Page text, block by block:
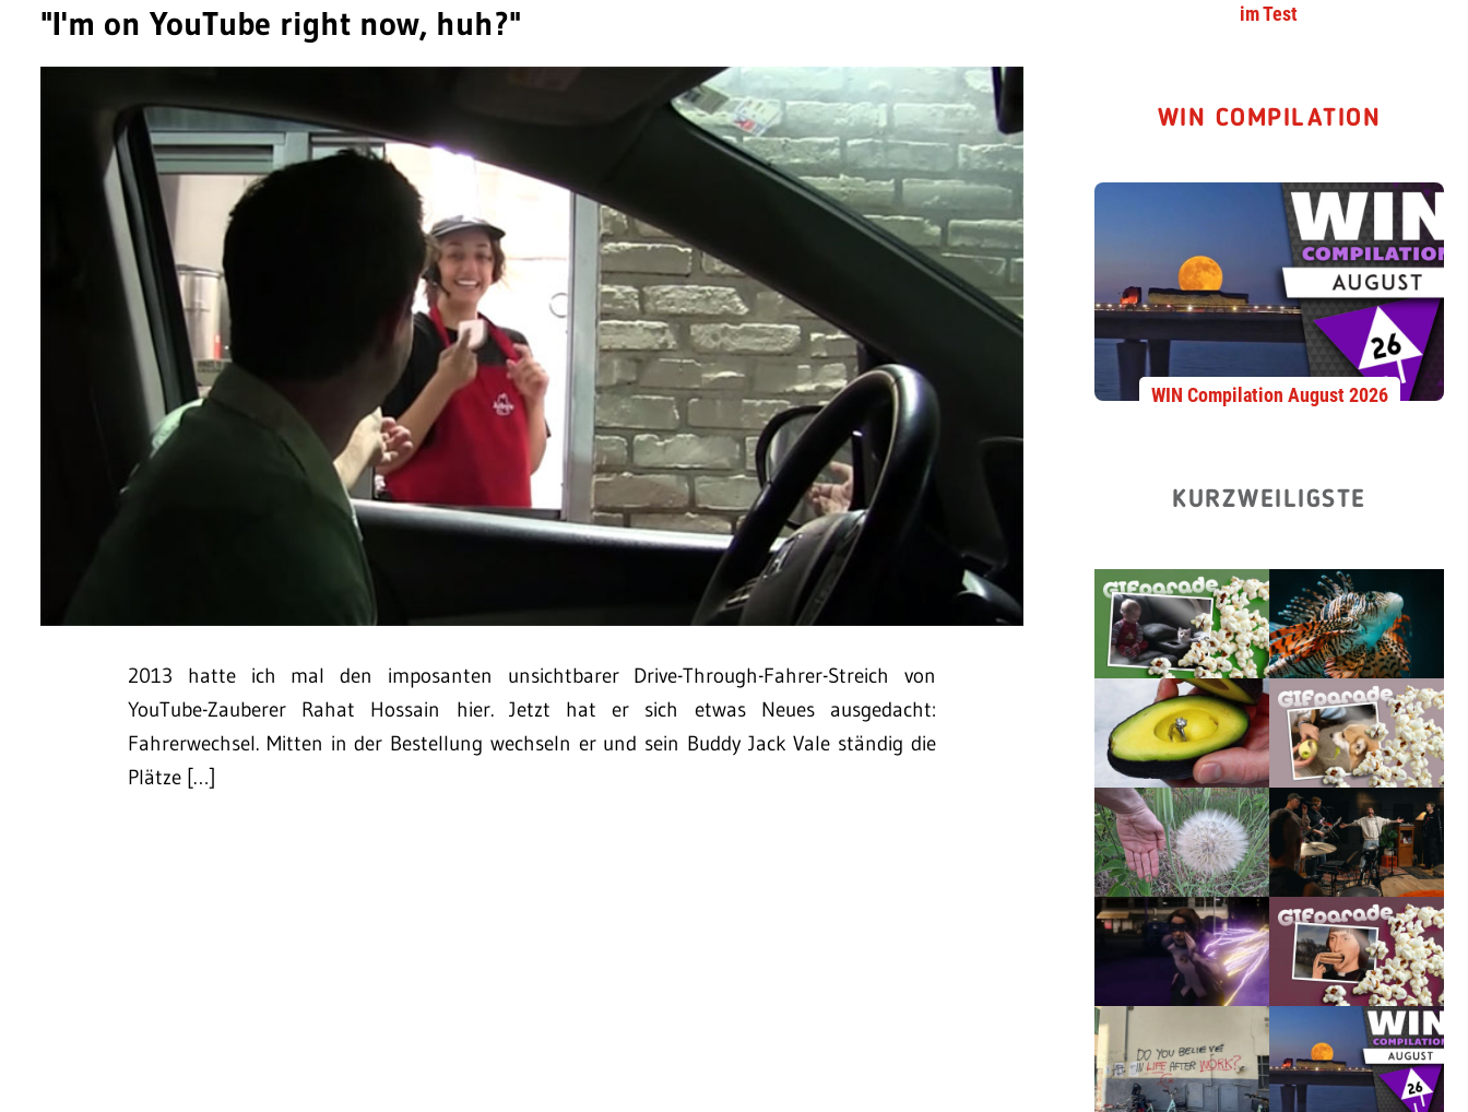
"I'm on YouTube right now, huh?"
2013 hatte ich mal den imposanten unsichtbarer Drive-Through-Fahrer-Streich von
YouTube-Zauberer Rahat Hossain hier. Jetzt hat er sich etwas Neues ausgedacht:
Fahrerwechsel. Mitten in der Bestellung wechseln er und sein Buddy Jack Vale ständig die
Plätze […]
im Test
WIN COMPILATION
WIN Compilation August 2026
KURZWEILIGSTE